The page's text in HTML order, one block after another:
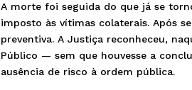
A morte foi seguida do que já se
imposto às vítimas colaterais. Após
preventiva. A Justiça reconheceu,
Público — sem que houvesse a
ausência de risco à ordem pública.